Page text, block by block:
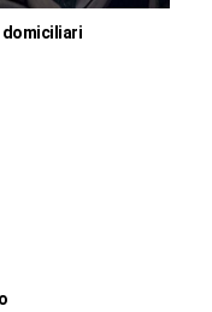
domiciliari